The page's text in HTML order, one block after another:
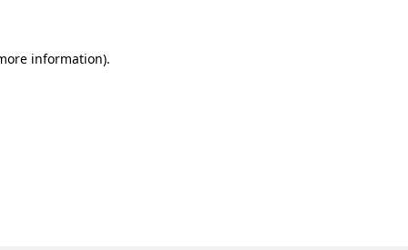
information).